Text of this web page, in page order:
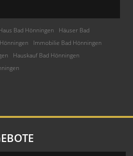
Bad Hönningen
Häuser Bad
Immobilie Bad Hönningen
Hauskauf Bad Hönningen